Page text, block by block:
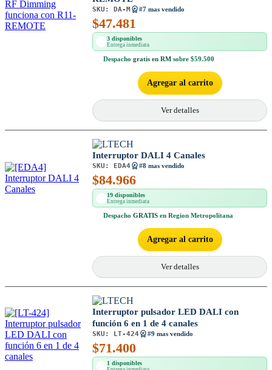
SKU: DA-M #7 mas vendido
$47.481
3 disponibles
Entrega inmediata
Despacho gratis en RM sobre $59.500
Agregar al carrito
Ver detalles
Interruptor DALI 4 Canales
SKU: EDA4 #8 mas vendido
$84.966
19 disponibles
Entrega inmediata
Despacho GRATIS en Region Metropolitana
Agregar al carrito
Ver detalles
Interruptor pulsador LED DALI con
función 6 en 1 de 4 canales
SKU: LT-424 #9 mas vendido
$71.400
1 disponibles